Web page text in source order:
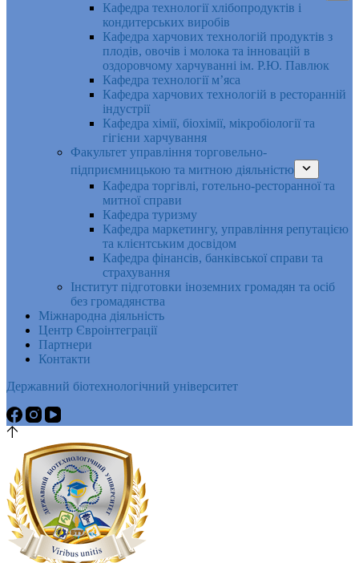
Кафедра технології хлібопродуктів і
кондитерських виробів
Кафедра харчових технологій продуктів з
плодів, овочів і молока та інновацій в
оздоровчому харчуванні ім. Р.Ю. Павлюк
Кафедра технології м’яса
Кафедра харчових технологій в ресторанній
індустрії
Кафедра хімії, біохімії, мікробіології та
гігієни харчування
Факультет управління торговельно-
підприємницькою та митною діяльністю
Кафедра торгівлі, готельно-ресторанної та
митної справи
Кафедра туризму
Кафедра маркетингу, управління репутацією
та клієнтським досвідом
Кафедра фінансів, банківської справи та
страхування
Інститут підготовки іноземних громадян та осіб
без громадянства
Міжнародна діяльність
Центр Євроінтеграції
Партнери
Контакти
Державний біотехнологічний університет